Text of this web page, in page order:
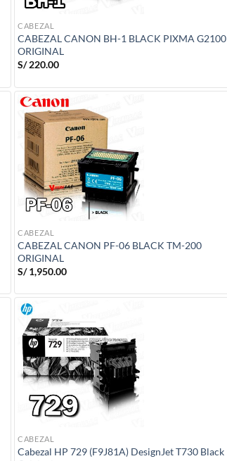
CABEZAL
CABEZAL CANON BH-1 BLACK PIXMA G2100
ORIGINAL
S/220.00
CABEZAL
CABEZAL CANON PF-06 BLACK TM-200
ORIGINAL
S/1,950.00
CABEZAL
Cabezal HP 729 (F9J81A) DesignJet T730 Black